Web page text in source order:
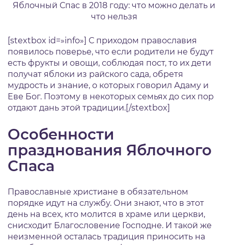
Яблочный Спас в 2018 году: что можно делать и
что нельзя
[stextbox id=»info»] С приходом православия
появилось поверье, что если родители не будут
есть фрукты и овощи, соблюдая пост, то их дети
получат яблоки из райского сада, обретя
мудрость и знание, о которых говорил Адаму и
Еве Бог. Поэтому в некоторых семьях до сих пор
отдают дань этой традиции.[/stextbox]
Особенности
празднования Яблочного
Спаса
Православные христиане в обязательном
порядке идут на службу. Они знают, что в этот
день на всех, кто молится в храме или церкви,
снисходит Благословение Господне. И такой же
неизменной осталась традиция приносить на